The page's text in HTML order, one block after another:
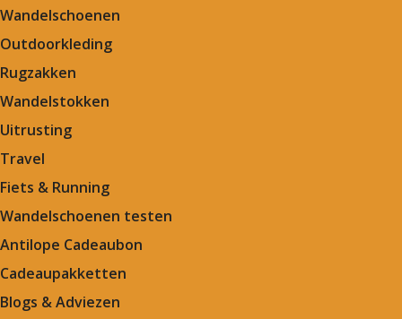
Wandelschoenen
Outdoorkleding
Rugzakken
Wandelstokken
Uitrusting
Travel
Fiets & Running
Wandelschoenen testen
Antilope Cadeaubon
Cadeaupakketten
Blogs & Adviezen